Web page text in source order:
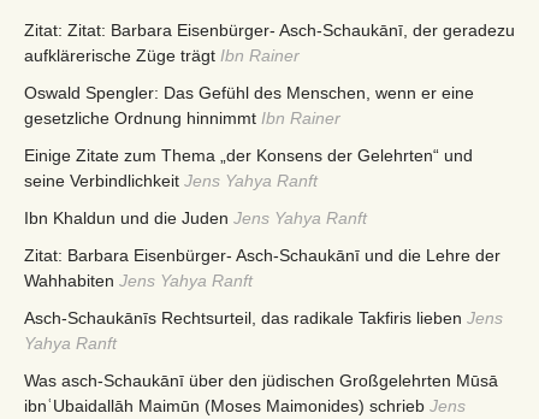
Zitat: Zitat: Barbara Eisenbürger- Asch-Schaukānī, der geradezu
aufklärerische Züge trägt Ibn Rainer
Oswald Spengler: Das Gefühl des Menschen, wenn er eine
gesetzliche Ordnung hinnimmt Ibn Rainer
Einige Zitate zum Thema „der Konsens der Gelehrten“ und
seine Verbindlichkeit Jens Yahya Ranft
Ibn Khaldun und die Juden Jens Yahya Ranft
Zitat: Barbara Eisenbürger- Asch-Schaukānī und die Lehre der
Wahhabiten Jens Yahya Ranft
Asch-Schaukānīs Rechtsurteil, das radikale Takfiris lieben Jens
Yahya Ranft
Was asch-Schaukānī über den jüdischen Großgelehrten Mūsā
ibnʿUbaidallāh Maimūn (Moses Maimonides) schrieb Jens